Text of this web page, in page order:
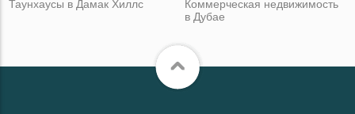
Таунхаусы в Дамак Хиллс
Коммерческая недвижимость
в Дубае